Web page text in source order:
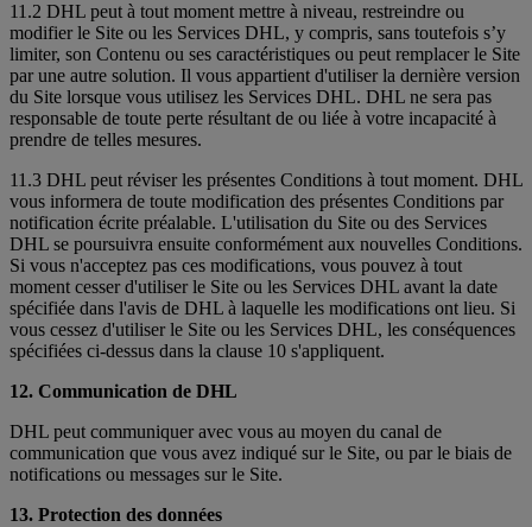
11.2 DHL peut à tout moment mettre à niveau, restreindre ou
modifier le Site ou les Services DHL, y compris, sans toutefois s’y
limiter, son Contenu ou ses caractéristiques ou peut remplacer le Site
par une autre solution. Il vous appartient d'utiliser la dernière version
du Site lorsque vous utilisez les Services DHL. DHL ne sera pas
responsable de toute perte résultant de ou liée à votre incapacité à
prendre de telles mesures.
11.3 DHL peut réviser les présentes Conditions à tout moment. DHL
vous informera de toute modification des présentes Conditions par
notification écrite préalable. L'utilisation du Site ou des Services
DHL se poursuivra ensuite conformément aux nouvelles Conditions.
Si vous n'acceptez pas ces modifications, vous pouvez à tout
moment cesser d'utiliser le Site ou les Services DHL avant la date
spécifiée dans l'avis de DHL à laquelle les modifications ont lieu. Si
vous cessez d'utiliser le Site ou les Services DHL, les conséquences
spécifiées ci-dessus dans la clause 10 s'appliquent.
12. Communication de DHL
DHL peut communiquer avec vous au moyen du canal de
communication que vous avez indiqué sur le Site, ou par le biais de
notifications ou messages sur le Site.
13. Protection des données